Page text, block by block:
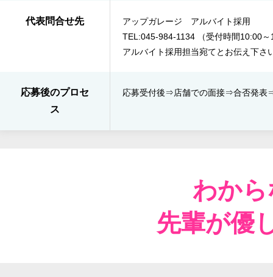
代表問合せ先
アップガレージ アルバイト採用
TEL:045-984-1134 （受付時間10:00
アルバイト採用担当宛てとお伝え下さ
応募後のプロセ
ス
応募受付後⇒​店舗での面接⇒​合否発表​
わか
先輩が優